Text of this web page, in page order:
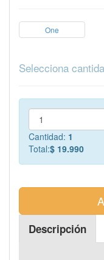
One
Selecciona
Cantidad: 1
Total:$ 19.990
Descripción